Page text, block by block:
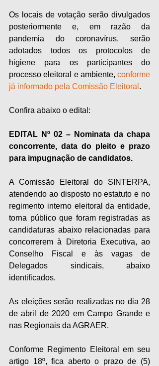
Os locais de votação serão divulgados
posteriormente e, em razão da
pandemia do coronavírus, serão
adotados todos os protocolos de
higiene para os participantes do
processo eleitoral e ambiente, conforme
já informado pela Comissão Eleitoral .
Confira abaixo o edital:
EDITAL Nº 02 – Nominata da chapa
concorrente, data do pleito e prazo
para impugnação de candidatos.
A Comissão Eleitoral do SINTERPA,
atendendo ao disposto no estatuto e no
regimento interno eleitoral da entidade,
torna público que foram registradas as
candidaturas abaixo relacionadas para
concorrerem à Diretoria Executiva, ao
Conselho Fiscal e às vagas de
Delegados sindicais, abaixo
identificados.
As eleições serão realizadas no dia 28
de abril de 2020 em Campo Grande e
nas Regionais da AGRAER.
Conforme Regimento Eleitoral em seu
artigo 18º, fica aberto o prazo de (5)